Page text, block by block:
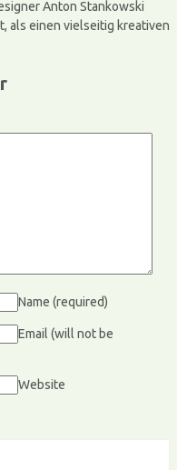
Anton Stankowski
als einen vielseitig kreativen
Name (required)
Email (will not be
Website